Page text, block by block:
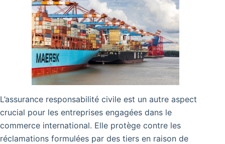
L’assurance responsabilité civile est un autre aspect
crucial pour les entreprises engagées dans le
commerce international. Elle protège contre les
réclamations formulées par des tiers en raison de